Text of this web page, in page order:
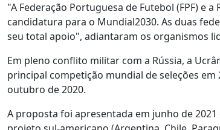
"A Federação Portuguesa de Futebol (FPF) e
candidatura para o Mundial2030. As duas
seu total apoio", adiantaram os organismos
Em pleno conflito militar com a Rússia, a
principal competição mundial de seleções em
outubro de 2020.
A proposta foi apresentada em junho de